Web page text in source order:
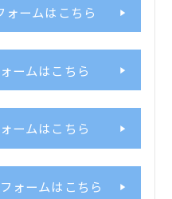
ォームはこちら
ームはこちら
ームはこちら
ォームはこちら